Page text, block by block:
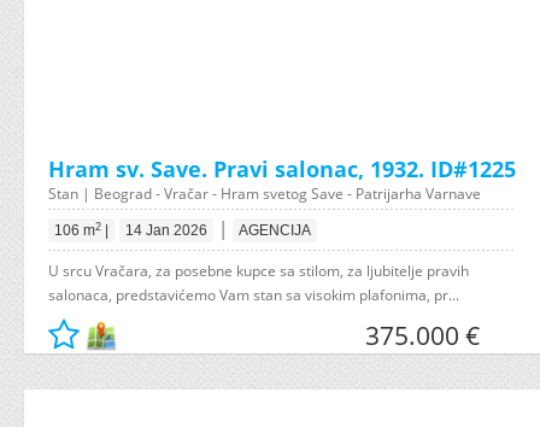
Hram sv. Save. Pravi salonac, 1932. ID#1225
Stan | Beograd - Vračar - Hram svetog Save - Patrijarha Varnave
106 m2 14 Jan 2026 | AGENCIJA
U srcu Vračara, za posebne kupce sa stilom, za ljubitelje pravih
salonaca, predstavićemo Vam stan sa visokim plafonima, pr...
375.000 €